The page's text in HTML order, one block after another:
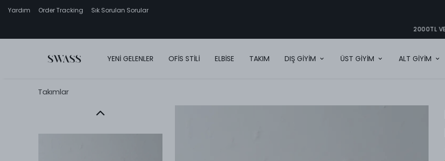
Yardım Order Tracking Sık Sorulan Sorular
YENİ GELENLER OFİS STİLİ ELBİSE TAKIM DIŞ GİYİM ÜST GİYİM ALT GİYİM
Takımlar